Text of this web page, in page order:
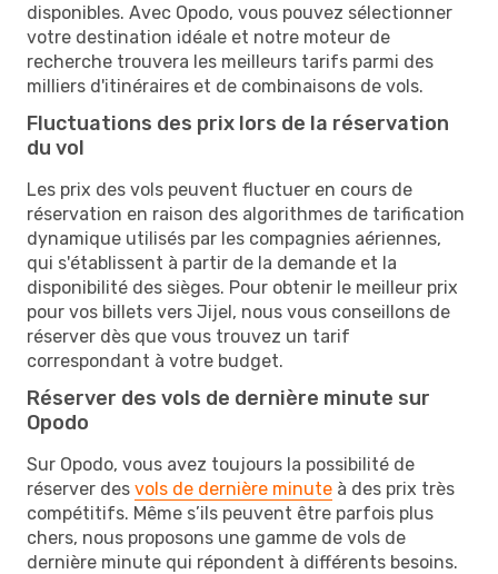
disponibles. Avec Opodo, vous pouvez sélectionner
votre destination idéale et notre moteur de
recherche trouvera les meilleurs tarifs parmi des
milliers d'itinéraires et de combinaisons de vols.
Fluctuations des prix lors de la réservation
du vol
Les prix des vols peuvent fluctuer en cours de
réservation en raison des algorithmes de tarification
dynamique utilisés par les compagnies aériennes,
qui s'établissent à partir de la demande et la
disponibilité des sièges. Pour obtenir le meilleur prix
pour vos billets vers Jijel, nous vous conseillons de
réserver dès que vous trouvez un tarif
correspondant à votre budget.
Réserver des vols de dernière minute sur
Opodo
Sur Opodo, vous avez toujours la possibilité de
réserver des vols de dernière minute à des prix très
compétitifs. Même s’ils peuvent être parfois plus
chers, nous proposons une gamme de vols de
dernière minute qui répondent à différents besoins.